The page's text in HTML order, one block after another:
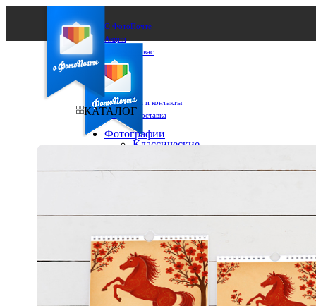
О ФотоПочте
Акции
Сделаем за вас
Бизнесу
FAQ
Франшиза
Поддержка и контакты
Оплата и доставка
КАТАЛОГ
Фотографии
Классические
10х10
15х20
20х30
30х30
30х40
А4
Фото